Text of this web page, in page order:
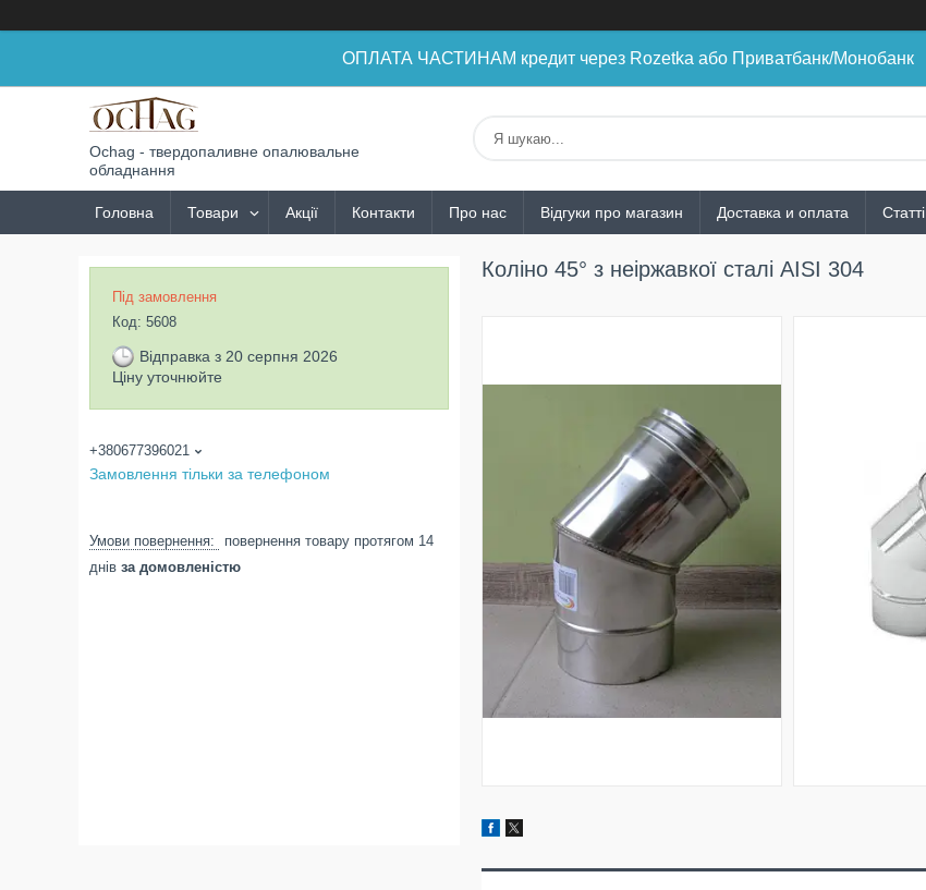
ОПЛАТА ЧАСТИНАМ кредит через Rozetka або Приватбанк/Монобанк
Ochag - твердопаливне опалювальне
обладнання
Головна Товари Акції Контакти Про нас Відгуки про магазин Доставка и оплата Статті
Коліно 45° з неіржавкої сталі AISI 304
Під замовлення
Код: 5608
Відправка з 20 серпня 2026
Ціну уточнюйте
+380677396021
Замовлення тільки за телефоном
повернення товару протягом 14
днів за домовленістю